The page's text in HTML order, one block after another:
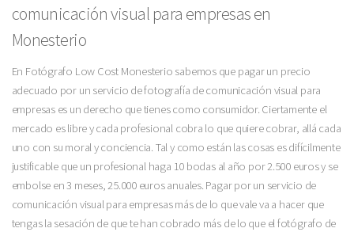
comunicación visual para empresas en
Monesterio
En Fotógrafo Low Cost Monesterio sabemos que pagar un precio
adecuado por un servicio de fotografía de comunicación visual para
empresas es un derecho que tienes como consumidor. Ciertamente el
mercado es libre y cada profesional cobra lo que quiere cobrar, allá cada
uno con su moral y conciencia. Tal y como están las cosas es difícilmente
justificable que un profesional haga 10 bodas al año por 2.500 euros y se
embolse en 3 meses, 25.000 euros anuales. Pagar por un servicio de
comunicación visual para empresas más de lo que vale va a hacer que
tengas la sesación de que te han cobrado más de lo que el fotógrafo de